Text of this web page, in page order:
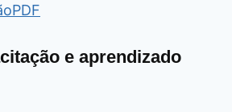
e aprendizado